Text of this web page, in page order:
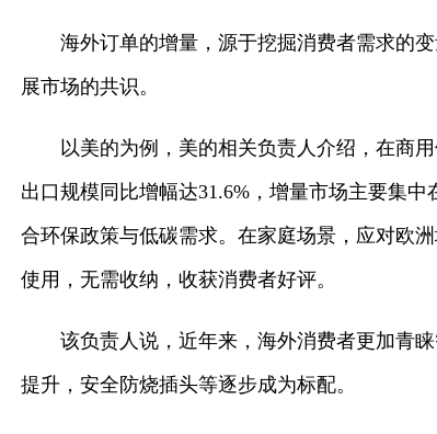
海外订单的增量，源于挖掘消费者需求的
展市场的共识。
以美的为例，美的相关负责人介绍，在商
出口规模同比增幅达31.6%，增量市场主要集
合环保政策与低碳需求。在家庭场景，应对欧
使用，无需收纳，收获消费者好评。
该负责人说，近年来，海外消费者更加青
提升，安全防烧插头等逐步成为标配。